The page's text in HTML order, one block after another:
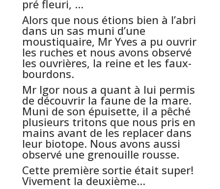
pré fleuri, …
Alors que nous étions bien à l’abri
dans un sas muni d’une
moustiquaire, Mr Yves a pu ouvrir
les ruches et nous avons observé
les ouvrières, la reine et les faux-
bourdons.
Mr Igor nous a quant à lui permis
de découvrir la faune de la mare.
Muni de son épuisette, il a pêché
plusieurs tritons que nous pris en
mains avant de les replacer dans
leur biotope. Nous avons aussi
observé une grenouille rousse.
Cette première sortie était super!
Vivement la deuxième…